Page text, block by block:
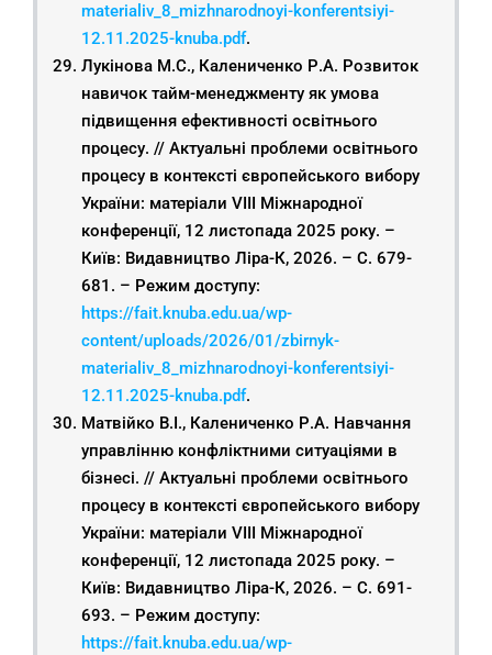
materialiv_8_mizhnarodnoyi-konferentsiyi-
12.11.2025-knuba.pdf.
Лукінова М.С., Калениченко Р.А. Розвиток
навичок тайм-менеджменту як умова
підвищення ефективності освітнього
процесу. // Актуальні проблеми освітнього
процесу в контексті європейського вибору
України: матеріали VIІІ Міжнародної
конференції, 12 листопада 2025 року. –
Київ: Видавництво Ліра-К, 2026. – С. 679-
681. – Режим доступу:
https://fait.knuba.edu.ua/wp-
content/uploads/2026/01/zbirnyk-
materialiv_8_mizhnarodnoyi-konferentsiyi-
12.11.2025-knuba.pdf.
Матвійко В.І., Калениченко Р.А. Навчання
управлінню конфліктними ситуаціями в
бізнесі. // Актуальні проблеми освітнього
процесу в контексті європейського вибору
України: матеріали VIІІ Міжнародної
конференції, 12 листопада 2025 року. –
Київ: Видавництво Ліра-К, 2026. – С. 691-
693. – Режим доступу:
https://fait.knuba.edu.ua/wp-